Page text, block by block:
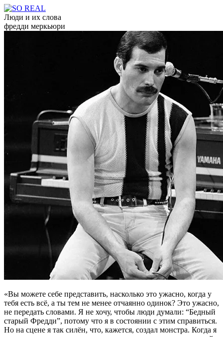
Люди и их слова
фредди меркьюри
«Вы можете себе представить, насколько это ужасно, когда у
тебя есть всё, а ты тем не менее отчаянно одинок? Это ужасно,
не передать словами. Я не хочу, чтобы люди думали: “Бедный
старый Фредди”, потому что я в состоянии с этим справиться.
Но на сцене я так силён, что, кажется, создал монстра. Когда я